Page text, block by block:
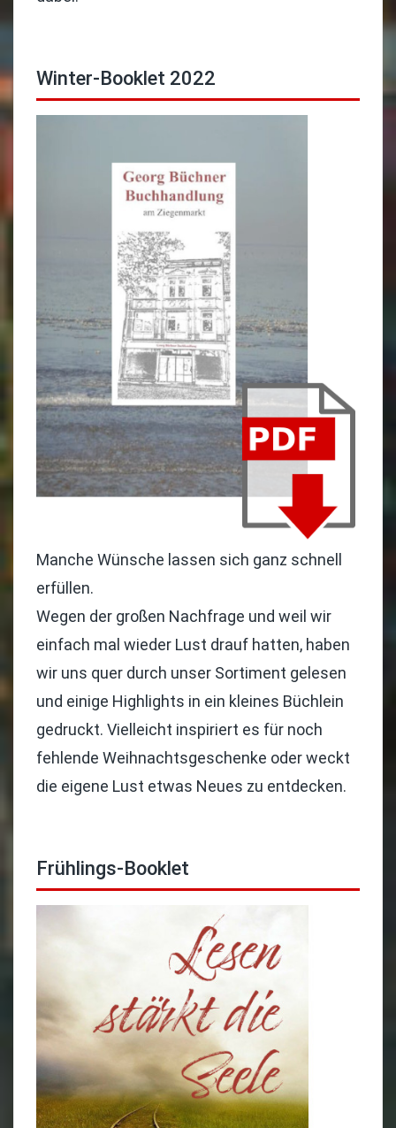
Winter-Booklet 2022
Manche Wünsche lassen sich ganz schnell
erfüllen.
Wegen der großen Nachfrage und weil wir
einfach mal wieder Lust drauf hatten, haben
wir uns quer durch unser Sortiment gelesen
und einige Highlights in ein kleines Büchlein
gedruckt. Vielleicht inspiriert es für noch
fehlende Weihnachtsgeschenke oder weckt
die eigene Lust etwas Neues zu entdecken.
Frühlings-Booklet